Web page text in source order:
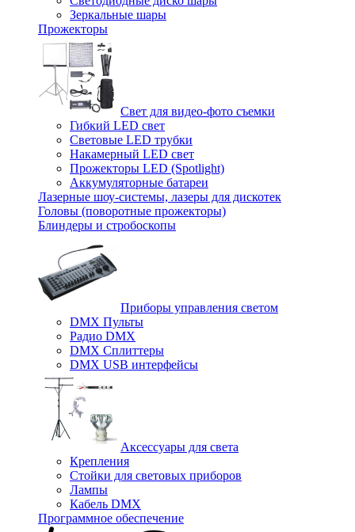
Зеркальные шары
Прожекторы
Свет для видео-фото съемки
Гибкий LED свет
Световые LED трубки
Накамерный LED свет
Прожекторы LED (Spotlight)
Аккумуляторные батареи
Лазерные шоу-системы, лазеры для дискотек
Головы (поворотные прожекторы)
Блиндеры и стробоскопы
Приборы управления светом
DMX Пульты
Радио DMX
DMX Сплиттеры
DMX USB интерфейсы
Аксессуары для света
Крепления
Стойки для световых приборов
Лампы
Кабель DMX
Программное обеспечение